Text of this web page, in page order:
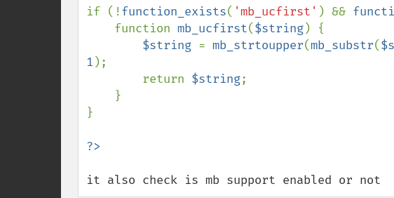
if (!function_exists( 'mb_ucfirst' ) &&
    function
mb_ucfirst($string) {
$string = mb_strtoupper(mb_substr(
1 );
        return
$string;
}
it also check is mb support enabled or not